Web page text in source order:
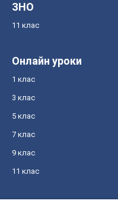
ЗНО
11 клас
Онлайн уроки
1 клас
3 клас
5 клас
7 клас
9 клас
11 клас